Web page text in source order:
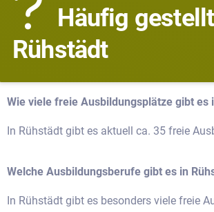
Häufig
Rühstädt
Wie viele freie Ausbildungsplätze gibt es
In Rühstädt gibt es aktuell ca. 35 freie
Welche Ausbildungsberufe gibt es in
In Rühstädt gibt es besonders viele freie